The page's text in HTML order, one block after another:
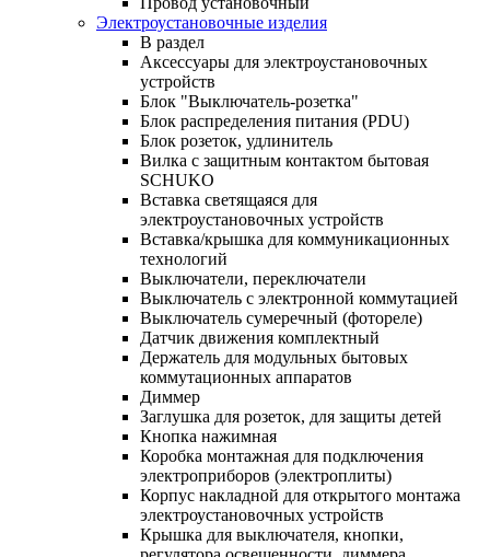
Электроустановочные изделия
В раздел
Аксессуары для электроустановочных
устройств
Блок "Выключатель-розетка"
Блок распределения питания (PDU)
Блок розеток, удлинитель
Вилка с защитным контактом бытовая
SCHUKO
Вставка светящаяся для
электроустановочных устройств
Вставка/крышка для коммуникационных
технологий
Выключатели, переключатели
Выключатель с электронной коммутацией
Выключатель сумеречный (фотореле)
Датчик движения комплектный
Держатель для модульных бытовых
коммутационных аппаратов
Диммер
Заглушка для розеток, для защиты детей
Кнопка нажимная
Коробка монтажная для подключения
электроприборов (электроплиты)
Корпус накладной для открытого монтажа
электроустановочных устройств
Крышка для выключателя, кнопки,